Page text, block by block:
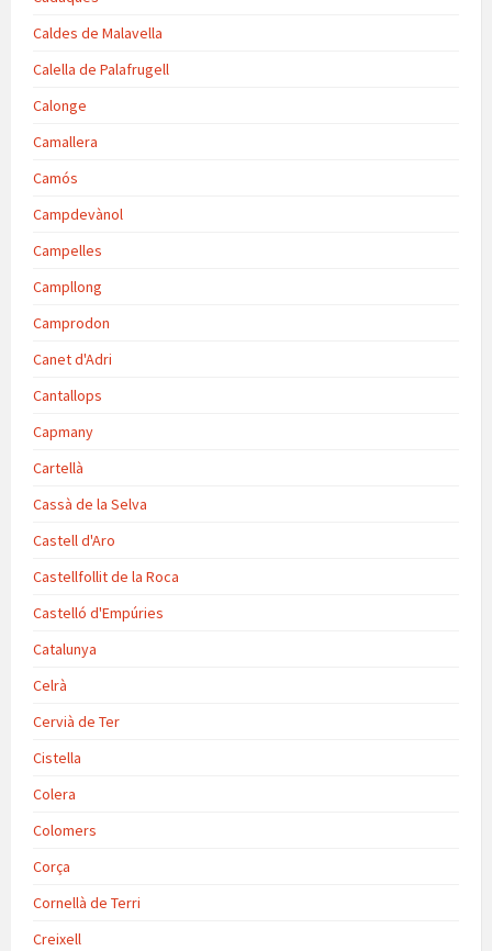
Caldes de Malavella
Calella de Palafrugell
Calonge
Camallera
Camós
Campdevànol
Campelles
Campllong
Camprodon
Canet d'Adri
Cantallops
Capmany
Cartellà
Cassà de la Selva
Castell d'Aro
Castellfollit de la Roca
Castelló d'Empúries
Catalunya
Celrà
Cervià de Ter
Cistella
Colera
Colomers
Corça
Cornellà de Terri
Creixell